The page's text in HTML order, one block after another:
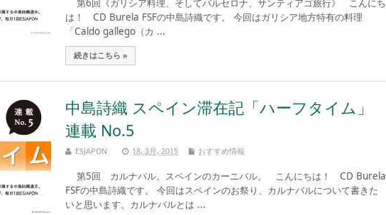
第6回《ガリシア料理、そしてバルセロナ、サンティアゴ旅行》 こんにち
は！ CD Burela FSFの中島詩織です。 今回はガリシア地方特有の料理
「Caldo gallego（カ ...
続きはこちら »
中島詩織 スペイン滞在記「ハーフタイム」
連載 No.5
ESJAPON 18, 3月, 2015 おすすめ情報
第5回 カルナバル。スペインのカーニバル。 こんにちは！ CD Burela
FSFの中島詩織です。 今回はスペインのお祭り、カルナバルについて書きた
いと思います。カルナバルとは ...